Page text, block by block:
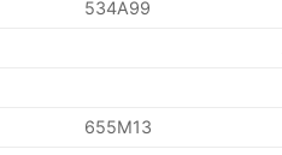
534A99
655M13